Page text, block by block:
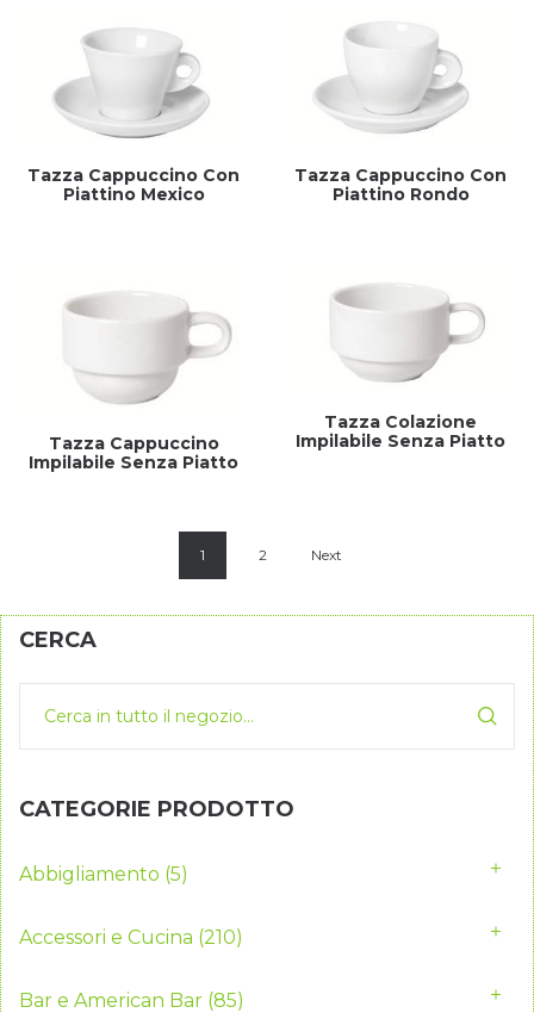
Tazza Cappuccino Con
Piattino Mexico
Tazza Cappuccino Con
Piattino Rondo
Tazza Cappuccino
Impilabile Senza Piatto
Tazza Colazione
Impilabile Senza Piatto
1 2 Next
CERCA
CATEGORIE PRODOTTO
Abbigliamento (5)
Accessori e Cucina (210)
Bar e American Bar (85)